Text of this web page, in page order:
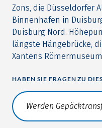
Zons, die Düsseldorfer
Binnenhafen in
Duisburg Nord.
längste Hängebrücke,
Xantens
HABEN SIE FRAGEN ZU
Translate: